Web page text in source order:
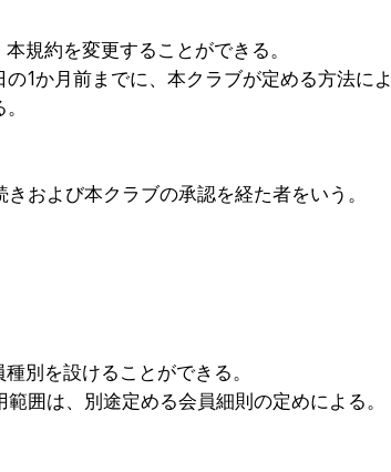
規約を変更することができる。
1か月前までに、本クラブが定める方法によ
および本クラブの承認を経た者をいう。
別を設けることができる。
囲は、別途定める会員細則の定めによる。